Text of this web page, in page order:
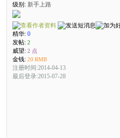
级别: 新手上路
精华:0
发帖:2
威望:2 点
金钱:20 RMB
注册时间:2014-04-13
最后登录:2015-07-28